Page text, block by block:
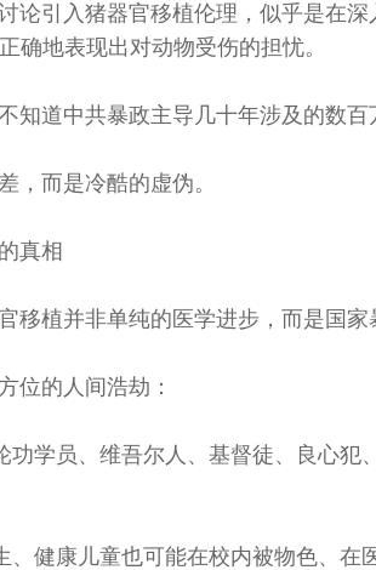
论引入猪器官移植伦理，似乎是在深
确地表现出对动物受伤的担忧。
知道中共暴政主导几十年涉及的数
，而是冷酷的虚伪。
真相
移植并非单纯的医学进步，而是国家
位的人间浩劫：
功学员、维吾尔人、基督徒、良心犯
、健康儿童也可能在校内被物色、在